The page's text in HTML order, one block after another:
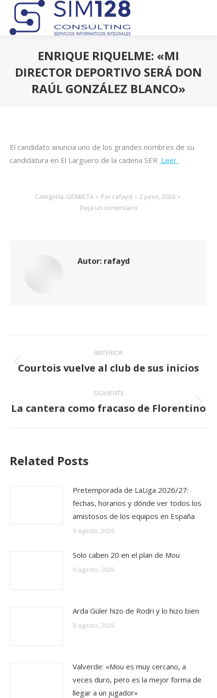
ENRIQUE RIQUELME: «MI
DIRECTOR DEPORTIVO SERÁ DON
RAÚL GONZÁLEZ BLANCO»
El candidato anuncia uno de los grandes nombres de su
candidatura en El Larguero de la cadena SER Leer
Categoría: GENBETA Por rafayd
2 junio, 2026
Deja un comentario
Autor: rafayd
Navegación
entre
publicaciones
ANTERIOR
Publicación
Courtois vuelve al club de sus inicios
SIGUIENTE
Publicación
La cantera como fracaso de Florentino
Related Posts
Pretemporada de LaLiga 2026/27:
fechas, horarios y dónde ver todos los
amistosos de los equipos en España
9 agosto, 2026
Solo caben 20 en el plan de Mou
9 agosto, 2026
Arda Güler hizo de Rodri y lo hizo bien
8 agosto, 2026
Valverde: «Mou es muy cercano, a
veces duro, pero es la mejor forma de
llegar a un jugador»